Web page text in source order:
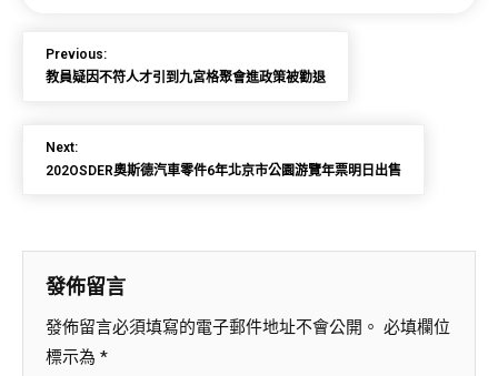
Previous:
教員疑因不符人才引到九宮格聚會進政策被勸退
Next:
202OSDER奧斯德汽車零件6年北京市公園游覽年票明日出售
發佈留言
發佈留言必須填寫的電子郵件地址不會公開。 必填欄位
標示為 *